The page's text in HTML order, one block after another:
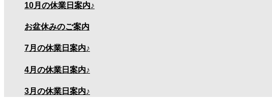
10月の休業日案内♪
お盆休みのご案内
7月の休業日案内♪
4月の休業日案内♪
3月の休業日案内♪